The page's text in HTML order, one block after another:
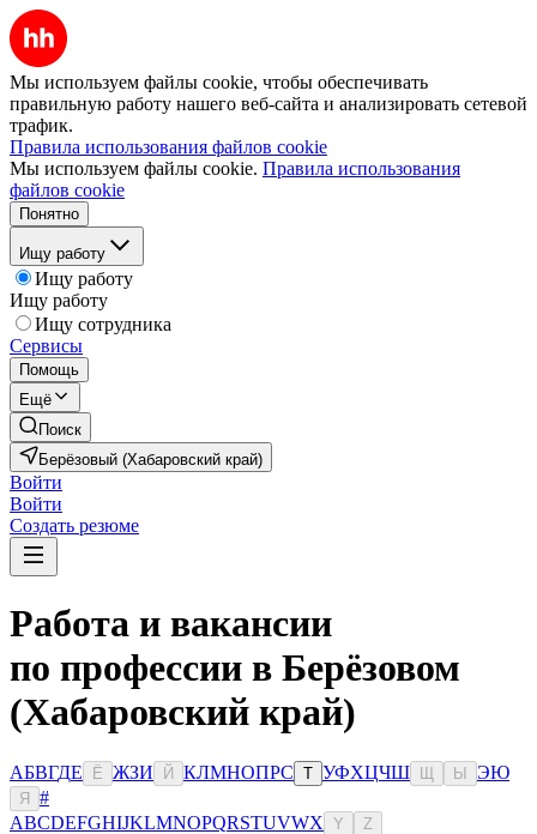
Мы используем файлы cookie, чтобы обеспечивать
правильную работу нашего веб-сайта и анализировать сетевой
трафик.
Правила использования файлов cookie
Мы используем файлы cookie. Правила использования
файлов cookie
Понятно
Ищу работу
Ищу работу
Ищу работу
Ищу сотрудника
Сервисы
Помощь
Ещё
Поиск
Берёзовый (Хабаровский край)
Войти
Войти
Создать резюме
Работа и вакансии
по профессии в Берёзовом
(Хабаровский край)
АБВГДЕ Ё ЖЗИ Й КЛМНОПРС Т УФХЦЧШ Ы ЭЮ
Я
#
ABCDEFGHIJKLMNOPQRSTUVWX Y Z